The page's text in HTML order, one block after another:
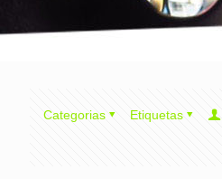
Categorias Etiquetas